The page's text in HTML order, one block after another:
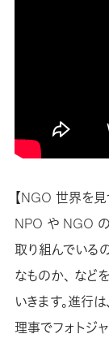
【NGO 世界を見
NPO や NGO
取り組んでいる
なものか、 など
いきます。進行
理事でフォトジ